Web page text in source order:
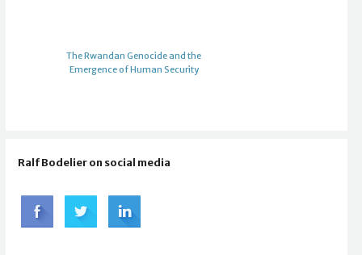
The Rwandan Genocide and the
Emergence of Human Security
Ralf Bodelier on social media